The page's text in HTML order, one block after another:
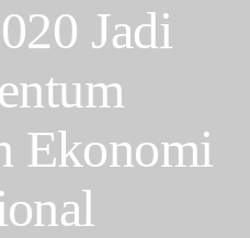
Jadi
Ekonomi